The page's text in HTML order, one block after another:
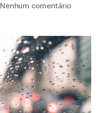
d
Nenhum comentário